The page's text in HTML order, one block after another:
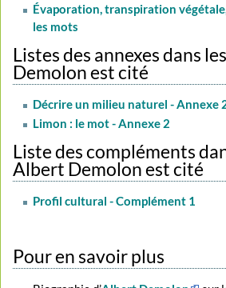
Évaporation, transpiration
les mots
Listes des annexes dans
Demolon est cité
Décrire un milieu naturel - Annexe
Limon : le mot - Annexe 2
Liste des compléments
Albert Demolon est cité
Profil cultural - Complément 1
Pour en savoir plus